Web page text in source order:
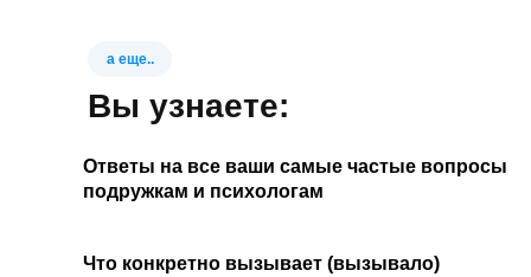
Вы узнаете:
а еще..
Ответы на все ваши самые частые вопросы
подружкам и психологам
Что конкретно вызывает (вызывало)